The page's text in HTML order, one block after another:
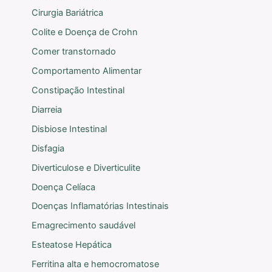
Cirurgia Bariátrica
Colite e Doença de Crohn
Comer transtornado
Comportamento Alimentar
Constipação Intestinal
Diarreia
Disbiose Intestinal
Disfagia
Diverticulose e Diverticulite
Doença Celíaca
Doenças Inflamatórias Intestinais
Emagrecimento saudável
Esteatose Hepática
Ferritina alta e hemocromatose